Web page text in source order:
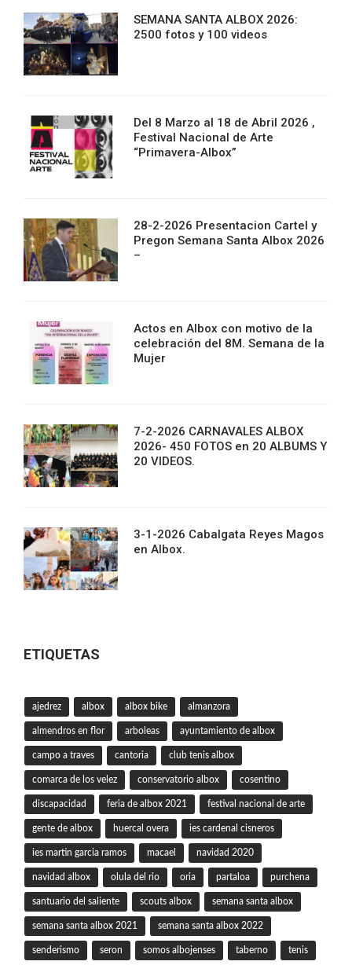
SEMANA SANTA ALBOX 2026:
2500 fotos y 100 videos
Del 8 Marzo al 18 de Abril 2026 ,
Festival Nacional de Arte
“Primavera-Albox”
28-2-2026 Presentacion Cartel y
Pregon Semana Santa Albox 2026
–
Actos en Albox con motivo de la
celebración del 8M. Semana de la
Mujer
7-2-2026 CARNAVALES ALBOX
2026- 450 FOTOS en 20 ALBUMS Y
20 VIDEOS.
3-1-2026 Cabalgata Reyes Magos
en Albox.
ETIQUETAS
ajedrez albox albox bike almanzora
almendros en flor arboleas ayuntamiento de albox
campo a traves cantoria club tenis albox
comarca de los velez conservatorio albox cosentino
discapacidad feria de albox 2021 festival nacional de arte
gente de albox huercal overa ies cardenal cisneros
ies martin garcia ramos macael navidad 2020
navidad albox olula del rio oria partaloa purchena
santuario del saliente scouts albox semana santa albox
semana santa albox 2021 semana santa albox 2022
senderismo seron somos albojenses taberno tenis